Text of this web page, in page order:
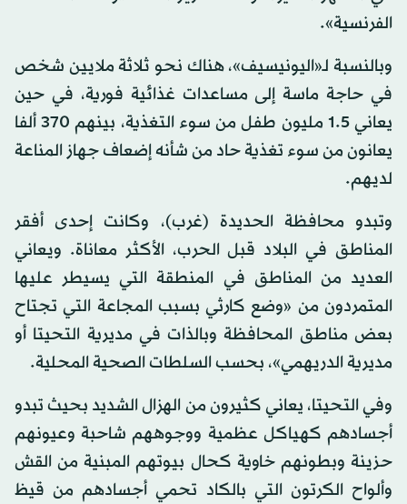
الفرنسية».
وبالنسبة لـ«اليونيسيف»، هناك نحو ثلاثة ملايين شخص
في حاجة ماسة إلى مساعدات غذائية فورية، في حين
يعاني 1.5 مليون طفل من سوء التغذية، بينهم 370 ألفا
يعانون من سوء تغذية حاد من شأنه إضعاف جهاز المناعة
لديهم.
وتبدو محافظة الحديدة (غرب)، وكانت إحدى أفقر
المناطق في البلاد قبل الحرب، الأكثر معاناة. ويعاني
العديد من المناطق في المنطقة التي يسيطر عليها
المتمردون من «وضع كارثي بسبب المجاعة التي تجتاح
بعض مناطق المحافظة وبالذات في مديرية التحيتا أو
مديرية الدريهمي»، بحسب السلطات الصحية المحلية.
وفي التحيتا، يعاني كثيرون من الهزال الشديد بحيث تبدو
أجسادهم كهياكل عظمية ووجوههم شاحبة وعيونهم
حزينة وبطونهم خاوية كحال بيوتهم المبنية من القش
وألواح الكرتون التي بالكاد تحمي أجسادهم من قيظ